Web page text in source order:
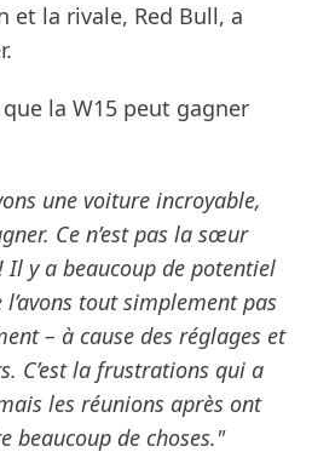
et la rivale, Red Bull, a
la W15 peut gagner
une voiture incroyable,
Ce n’est pas la sœur
Il y a beaucoup de potentiel
tout simplement pas
– à cause des réglages et
C’est la frustrations qui a
les réunions après ont
beaucoup de choses."